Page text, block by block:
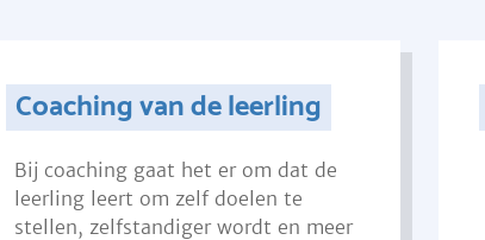
Coaching van de leerling
Bij coaching gaat het er om dat de
leerling leert om zelf doelen te
stellen, zelfstandiger wordt en meer